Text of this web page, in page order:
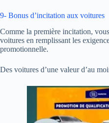
9- Bonus d’incitation aux voitures
Comme la première incitation,
voitures en remplissant les
promotionnelle.
Des voitures d’une valeur d’au